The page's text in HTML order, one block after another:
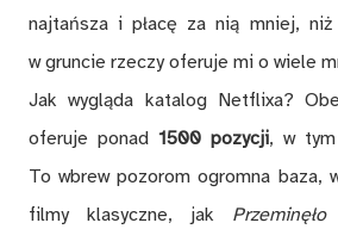
najtańsza i płacę za nią mniej,
w gruncie rzeczy oferuje mi o wiele
Jak wygląda katalog Netflixa?
oferuje ponad 1500 pozycji, w
To wbrew pozorom ogromna baza,
filmy klasyczne, jak